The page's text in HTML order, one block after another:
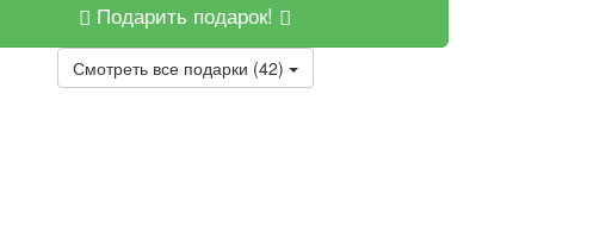
Подарить подарок!
Смотреть все подарки (42)